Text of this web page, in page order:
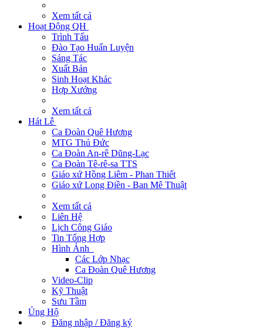
Xem tất cả
Hoạt Động QH
Trình Tấu
Đào Tạo Huấn Luyện
Sáng Tác
Xuất Bản
Sinh Hoạt Khác
Hợp Xướng
Xem tất cả
Hát Lễ
Ca Đoàn Quê Hương
MTG Thủ Đức
Ca Đoàn An-rê Dũng-Lạc
Ca Đoàn Tê-rê-sa TTS
Giáo xứ Hồng Liêm - Phan Thiết
Giáo xứ Long Điền - Ban Mê Thuật
Xem tất cả
Liên Hệ
Lịch Công Giáo
Tin Tổng Hợp
Hình Ảnh
Các Lớp Nhạc
Ca Đoàn Quê Hương
Video-Clip
Kỹ Thuật
Sưu Tầm
Ủng Hộ
Đăng nhập / Đăng ký